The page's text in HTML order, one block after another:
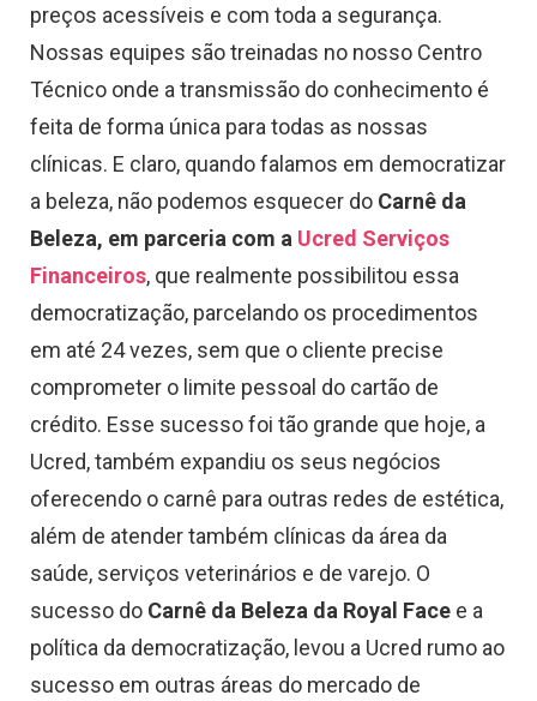
preços acessíveis e com toda a segurança.
Nossas equipes são treinadas no nosso Centro
Técnico onde a transmissão do conhecimento é
feita de forma única para todas as nossas
clínicas. E claro, quando falamos em democratizar
a beleza, não podemos esquecer do Carnê da
Beleza, em parceria com a Ucred Serviços
Financeiros, que realmente possibilitou essa
democratização, parcelando os procedimentos
em até 24 vezes, sem que o cliente precise
comprometer o limite pessoal do cartão de
crédito. Esse sucesso foi tão grande que hoje, a
Ucred, também expandiu os seus negócios
oferecendo o carnê para outras redes de estética,
além de atender também clínicas da área da
saúde, serviços veterinários e de varejo. O
sucesso do Carnê da Beleza da Royal Face e a
política da democratização, levou a Ucred rumo ao
sucesso em outras áreas do mercado de